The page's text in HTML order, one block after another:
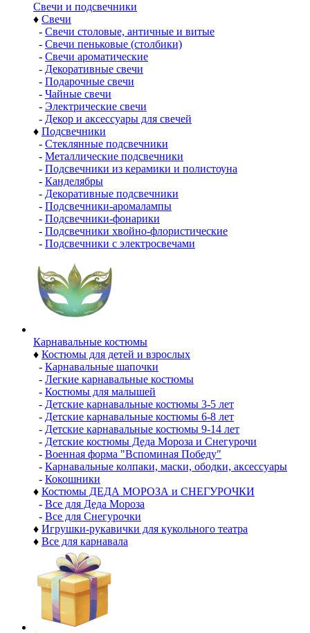
Свечи и подсвечники
♦ Свечи
- Свечи столовые, античные и витые
- Свечи пеньковые (столбики)
- Свечи ароматические
- Декоративные свечи
- Подарочные свечи
- Чайные свечи
- Электрические свечи
- Декор и аксессуары для свечей
♦ Подсвечники
- Стеклянные подсвечники
- Металлические подсвечники
- Подсвечники из керамики и полистоуна
- Канделябры
- Декоративные подсвечники
- Подсвечники-аромалампы
- Подсвечники-фонарики
- Подсвечники хвойно-флористические
- Подсвечники с электросвечами
Карнавальные костюмы
♦ Костюмы для детей и взрослых
- Карнавальные шапочки
- Легкие карнавальные костюмы
- Костюмы для малышей
- Детские карнавальные костюмы 3-5 лет
- Детские карнавальные костюмы 6-8 лет
- Детские карнавальные костюмы 9-14 лет
- Детские костюмы Деда Мороза и Снегурочи
- Военная форма "Вспоминая Победу"
- Карнавальные колпаки, маски, ободки, аксессуары
- Кокошники
♦ Костюмы ДЕДА МОРОЗА и СНЕГУРОЧКИ
- Все для Деда Мороза
- Все для Снегурочки
♦ Игрушки-рукавички для кукольного театра
♦ Все для карнавала